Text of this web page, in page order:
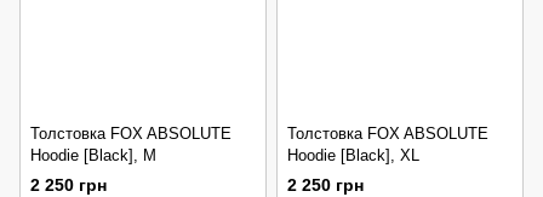
Толстовка FOX ABSOLUTE
Hoodie [Black], M
2 250 грн
Толстовка FOX ABSOLUTE
Hoodie [Black], XL
2 250 грн